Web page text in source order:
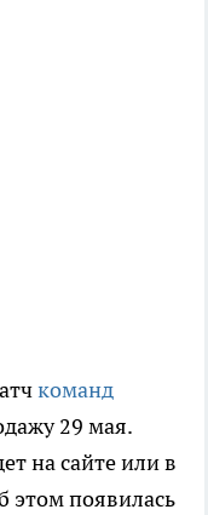
команд
29 мая.
на сайте или в
этом появилась